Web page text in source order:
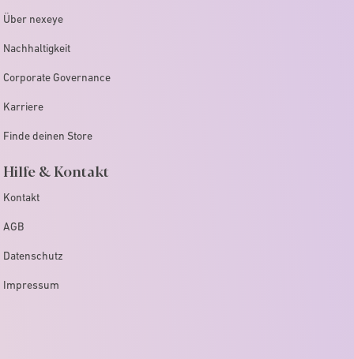
Über nexeye
Nachhaltigkeit
Corporate Governance
Karriere
Finde deinen Store
Hilfe & Kontakt
Kontakt
AGB
Datenschutz
Impressum